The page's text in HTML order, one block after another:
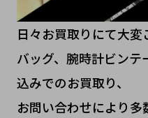
日々お買取りにて大変
バッグ、腕時計ビンテ
込みでのお買取り、
お問い合わせにより